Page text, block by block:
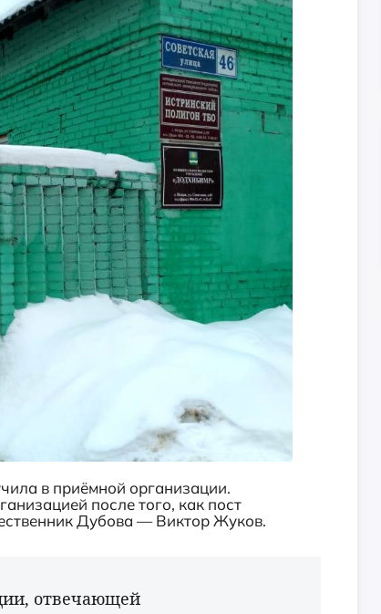
в приёмной организации.
после того, как пост
Дубова — Виктор Жуков.
отвечающей